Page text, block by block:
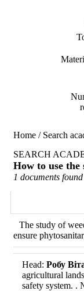
Home / Search
SEARCH
How to use the
1 documents found
The study of
ensure
Head: Робу
agricultural
safety system. .